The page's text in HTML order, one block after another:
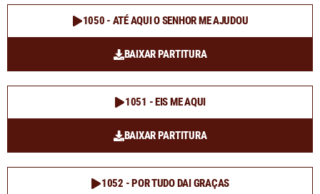
1050 - ATÉ AQUI O SENHOR ME AJUDOU
BAIXAR PARTITURA
1051 - EIS ME AQUI
BAIXAR PARTITURA
1052 - POR TUDO DAI GRAÇAS